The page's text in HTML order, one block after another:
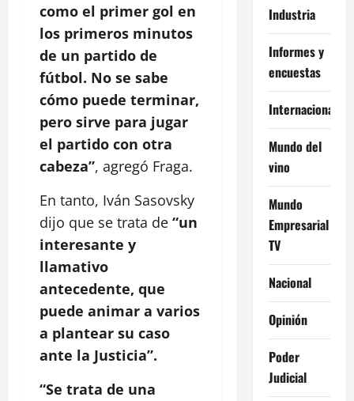
como el primer gol en
los primeros minutos
de un partido de
fútbol. No se sabe
cómo puede terminar,
pero sirve para jugar
el partido con otra
cabeza”, agregó Fraga.
En tanto, Iván Sasovsky
dijo que se trata de “un
interesante y
llamativo
antecedente, que
puede animar a varios
a plantear su caso
ante la Justicia”.
“Se trata de una
Industria
Informes y
encuestas
Internacional
Mundo del
vino
Mundo
Empresarial
TV
Nacional
Opinión
Poder
Judicial